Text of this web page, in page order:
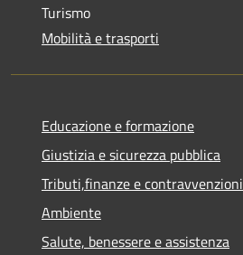
Turismo
Mobilità e trasporti
Educazione e formazione
Giustizia e sicurezza pubblica
Tributi,finanze e contravvenzioni
Ambiente
Salute, benessere e assistenza